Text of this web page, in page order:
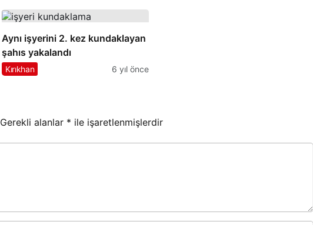
Aynı işyerini 2. kez kundaklayan
şahıs yakalandı
Kırıkhan 6 yıl önce
Gerekli alanlar * ile işaretlenmişlerdir